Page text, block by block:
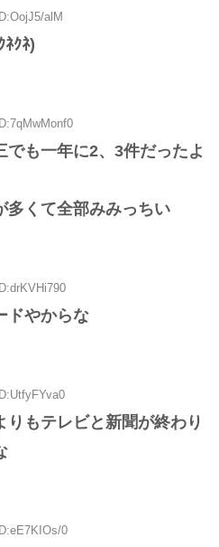
alM
ｸﾈ)
でも一年に2、3件だったよ
多くて全部みみっちい
ドやからな
もテレビと新聞が終わり
0